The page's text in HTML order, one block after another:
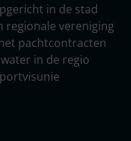
in de stad
regionale vereniging
pachtcontracten
in de regio